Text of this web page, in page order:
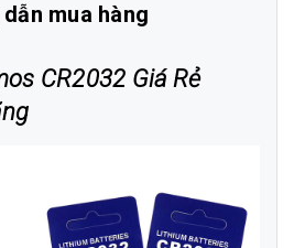
mua hàng
CR2032 Giá Rẻ